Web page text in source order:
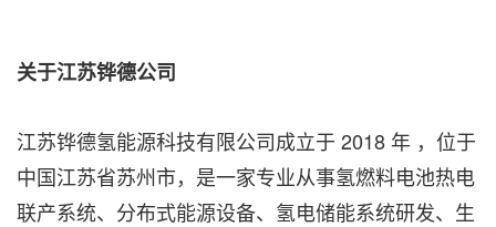
关于江苏铧德公司
江苏铧德氢能源科技有限公司成立于 2018 年 ，位于
中国江苏省苏州市，是一家专业从事氢燃料电池热电
联产系统、分布式能源设备、氢电储能系统研发、生